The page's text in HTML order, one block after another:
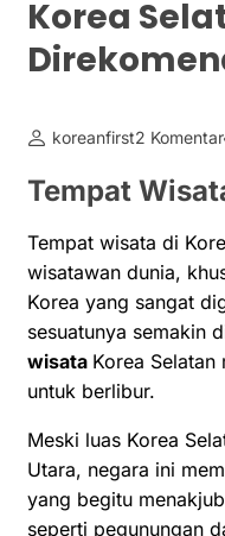
Korea
koreanfirst2 Komentar
Tempat
Tempat wisata di
wisatawan dunia,
Korea yang sangat
sesuatunya semakin
wisata Korea
untuk berlibur.
Meski luas Korea
Utara, negara ini
yang begitu
seperti pegunungan